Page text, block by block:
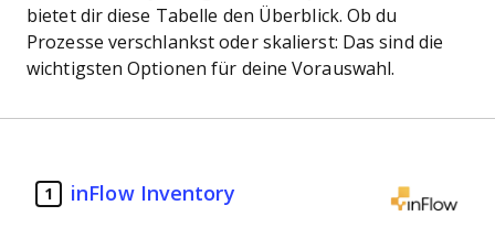
bietet dir diese Tabelle den Überblick. Ob du
Prozesse verschlankst oder skalierst: Das sind die
wichtigsten Optionen für deine Vorauswahl.
1 inFlow Inventory